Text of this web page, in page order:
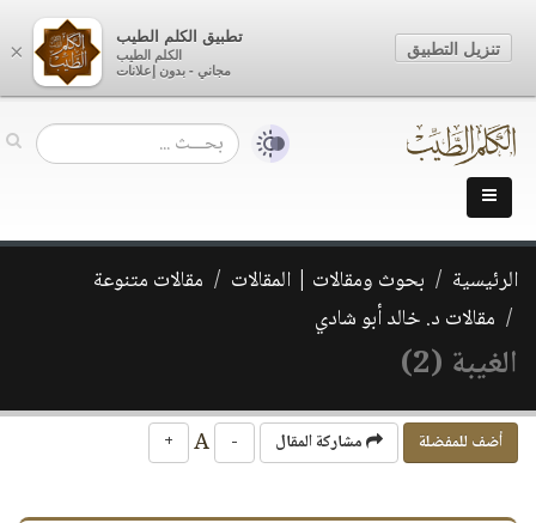
الرئيسية بحوث ومقالات | المقالات
مقالات متنوعة
مقالات د. خالد أبو شادي
الغيبة (2)
أضف للمفضلة مشاركة المقال -
+
×
تطبيق الكلم الطيب
الكلم الطيب
مجاني - بدون إعلانات
تنزيل التطبيق